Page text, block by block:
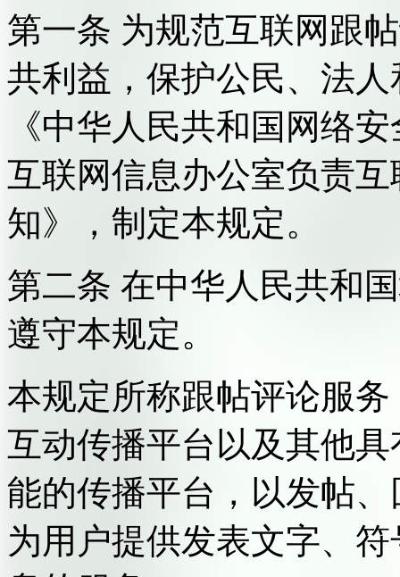
第一条 为规范互联网跟
共利益，保护公民、法
《中华人民共和国网络
互联网信息办公室负责
知》，制定本规定。
第二条 在中华人民共和
遵守本规定。
本规定所称跟帖评论服
互动传播平台以及其他
能的传播平台，以发帖
为用户提供发表文字、